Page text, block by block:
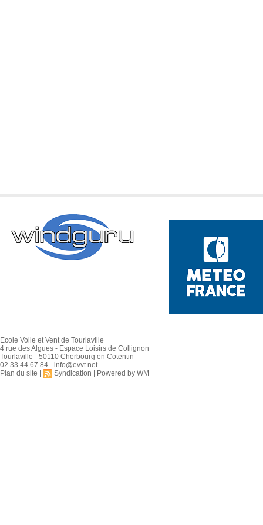
Ecole Voile et Vent de Tourlaville
4 rue des Algues - Espace Loisirs de Collignon
Tourlaville - 50110 Cherbourg en Cotentin
02 33 44 67 84 - info@evvt.net
Plan du site
Syndication Powered by WM